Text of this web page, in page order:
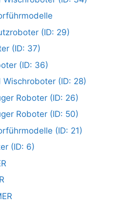
(ID: 29)
(ID: 37)
(ID: 36)
Wischroboter (ID: 28)
Roboter (ID: 26)
Roboter (ID: 50)
(ID: 21)
(ID: 6)